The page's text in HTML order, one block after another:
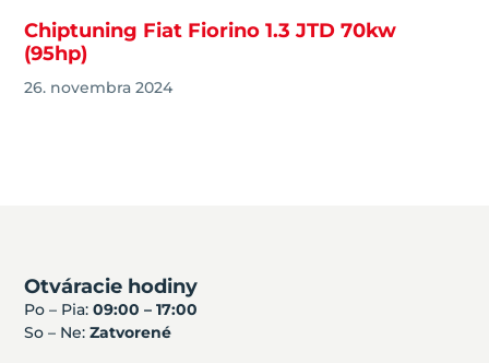
Chiptuning Fiat Fiorino 1.3 JTD 70kw
(95hp)
26. novembra 2024
Otváracie hodiny
Po – Pia:09:00 – 17:00
So – Ne:Zatvorené